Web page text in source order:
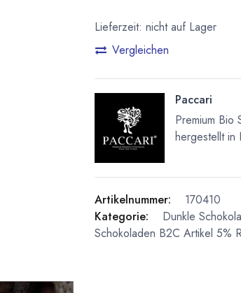
Lieferzeit: nicht auf Lager
Vergleichen
Paccari
Premium Bio
hergestellt in
Artikelnummer:
170410
Kategorie:
Dunkle
Schokoladen B2C Artikel 5%